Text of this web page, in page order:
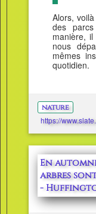
Alors,
des parcs
manière,
nous
mêmes
quotidien.
nature
En
arbres
-